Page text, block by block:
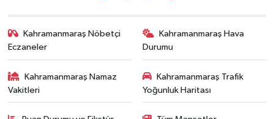
Kahramanmaraş Nöbetçi
Eczaneler
Kahramanmaraş Hava
Durumu
Kahramanmaraş Namaz
Vakitleri
Kahramanmaraş Trafik
Yoğunluk Haritası